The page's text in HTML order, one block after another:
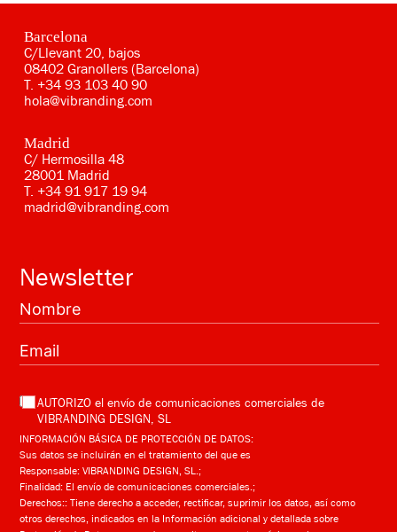
Barcelona
C/Llevant 20, bajos
08402 Granollers (Barcelona)
T. +34 93 103 40 90
hola@vibranding.com
Madrid
C/ Hermosilla 48
28001 Madrid
T. +34 91 917 19 94
madrid@vibranding.com
Newsletter
AUTORIZO el envío de comunicaciones comerciales de
VIBRANDING DESIGN, SL
INFORMACIÓN BÁSICA DE PROTECCIÓN DE DATOS:
Sus datos se incluirán en el tratamiento del que es
Responsable: VIBRANDING DESIGN, SL.;
Finalidad: El envío de comunicaciones comerciales.;
Derechos:: Tiene derecho a acceder, rectificar, suprimir los datos, así como
otros derechos, indicados en la Información adicional y detallada sobre